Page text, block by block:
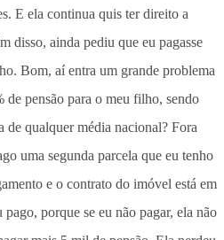
E ela continua quis ter direito a
disso, ainda pediu que eu pagasse
Bom, aí entra um grande problema
de pensão para o meu filho, sendo
de qualquer média nacional? Fora
uma segunda parcela que eu tenho
e o contrato do imóvel está em
porque se eu não pagar, ela não